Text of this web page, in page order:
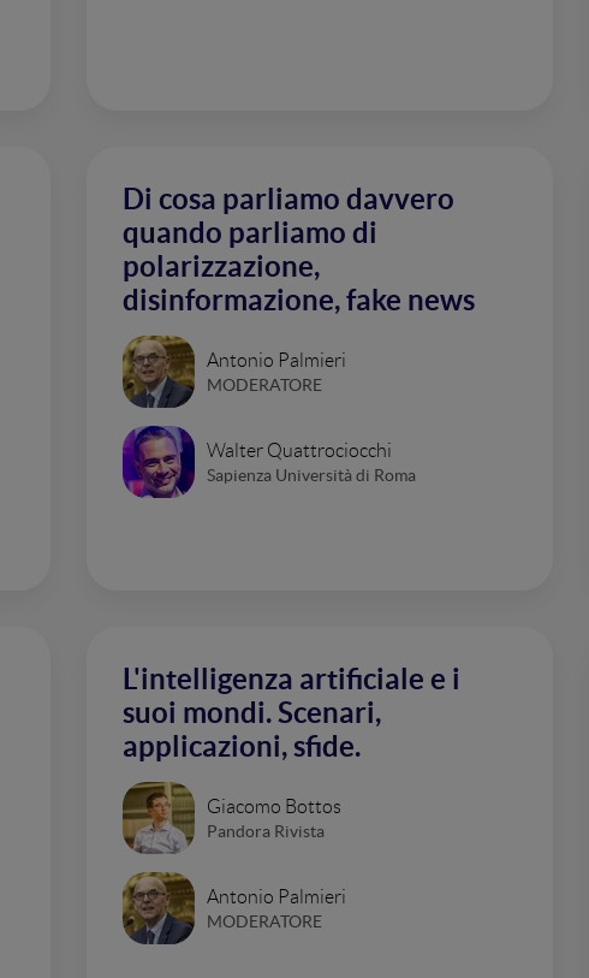
Di cosa parliamo davvero
quando parliamo di
polarizzazione,
disinformazione, fake news
Antonio Palmieri
MODERATORE
Walter Quattrociocchi
Sapienza Università di Roma
L'intelligenza artificiale e i
suoi mondi. Scenari,
applicazioni, sfide.
Giacomo Bottos
Pandora Rivista
Antonio Palmieri
MODERATORE